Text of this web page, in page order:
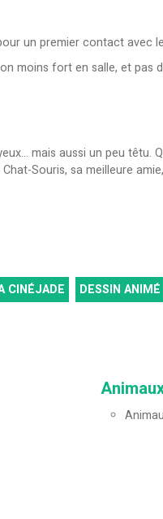
un premier contact avec
moins fort en salle, et
mais aussi un peu
Souris, sa meilleure
CINÉJADE DESSIN ANIMÉ